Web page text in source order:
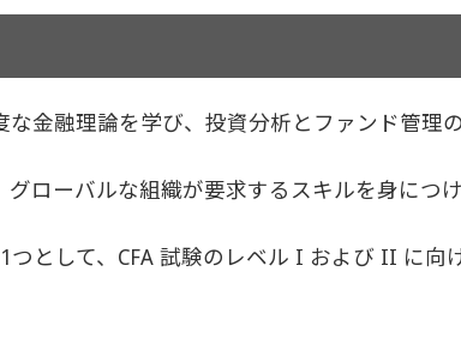
金融理論を学び、投資分析とファンド管理
ローバルな組織が要求するスキルを身につ
として、CFA 試験のレベル I および II に向